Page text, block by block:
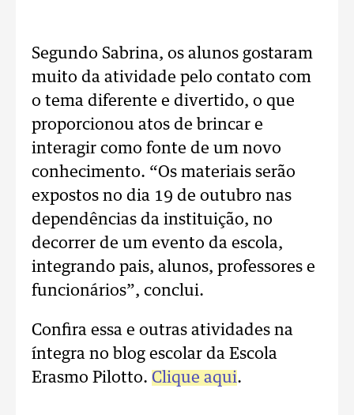
Segundo Sabrina, os alunos gostaram
muito da atividade pelo contato com
o tema diferente e divertido, o que
proporcionou atos de brincar e
interagir como fonte de um novo
conhecimento. “Os materiais serão
expostos no dia 19 de outubro nas
dependências da instituição, no
decorrer de um evento da escola,
integrando pais, alunos, professores e
funcionários”, conclui.
Confira essa e outras atividades na
íntegra no blog escolar da Escola
Erasmo Pilotto. Clique aqui.